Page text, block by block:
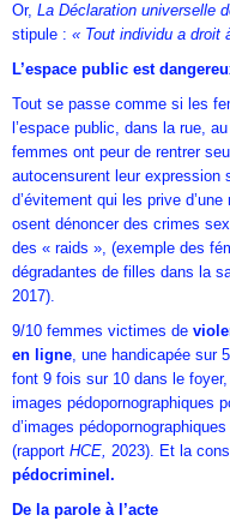
Or, La Déclaration universelle
stipule : « Tout individu a droit
L’espace public est
Tout se passe comme si les
l’espace public, dans la rue,
femmes ont peur de rentrer
autocensurent leur expression
d’évitement qui les prive
osent dénoncer des crimes
des « raids », (exemple des
dégradantes de filles dans la
2017).
9/10 femmes victimes de
en ligne, une handicapée sur
font 9 fois sur 10 dans le
images pédopornographiques
d’images
(rapport HCE, 2023). Et la
pédocriminel.
De la parole à l’acte